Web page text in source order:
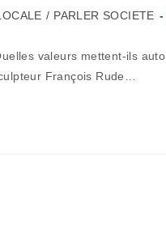
/ PARLER SOCIETE
valeurs mettent-ils
François Rude…